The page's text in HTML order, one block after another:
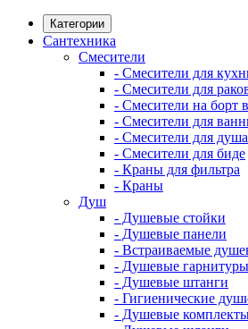
Категории
Сантехника
Смесители
- Смесители для
- Смесители для
- Смесители на борт
- Смесители для
- Смесители для душа
- Смесители для биде
- Краны для фильтра
- Краны
Душ
- Душевые стойки
- Душевые панели
- Встраиваемые
- Душевые гарнитуры
- Душевые штанги
- Гигиенические
- Душевые